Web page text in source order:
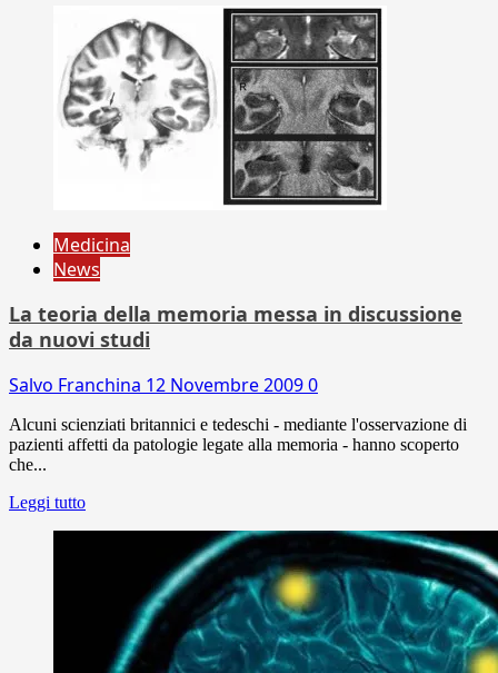
Medicina
News
La teoria della memoria messa in discussione
da nuovi studi
Salvo Franchina 12 Novembre 20090
Alcuni scienziati britannici e tedeschi - mediante l'osservazione di
pazienti affetti da patologie legate alla memoria - hanno scoperto
che...
Leggi tutto